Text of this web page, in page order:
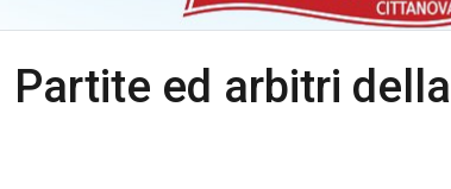
Partite ed arbitri della